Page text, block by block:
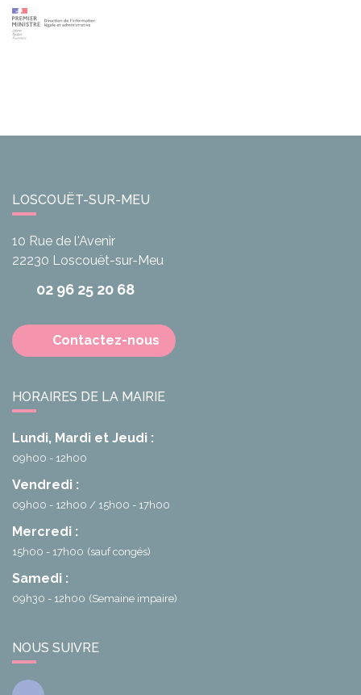
LOSCOUËT-SUR-MEU
10 Rue de l'Avenir
22230 Loscouët-sur-Meu
02 96 25 20 68
Contactez-nous
HORAIRES DE LA MAIRIE
Lundi, Mardi et Jeudi :
09h00 - 12h00
Vendredi :
09h00 - 12h00 15h00 - 17h00
Mercredi :
15h00 - 17h00 (sauf congés)
Samedi :
09h30 - 12h00 (Semaine impaire)
NOUS SUIVRE